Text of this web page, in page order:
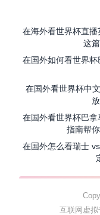
在海外看世界杯直
这
在国外如何看世界
在国外看世界杯中
在国外看世界杯巴
指南帮
在国外怎么看瑞士
互联网虚